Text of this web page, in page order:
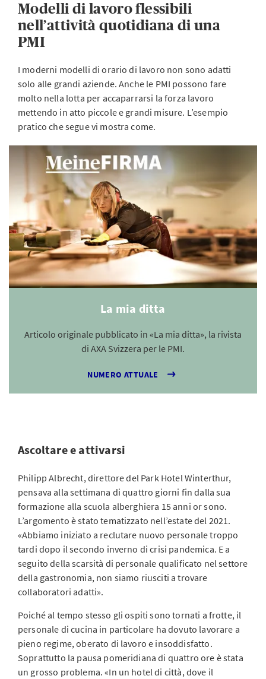
Modelli di lavoro flessibili
nell’attività quotidiana di una
PMI
I moderni modelli di orario di lavoro non sono adatti
solo alle grandi aziende. Anche le PMI possono fare
molto nella lotta per accaparrarsi la forza lavoro
mettendo in atto piccole e grandi misure. L’esempio
pratico che segue vi mostra come.
La mia ditta
Articolo originale pubblicato in «La mia ditta», la rivista
di AXA Svizzera per le PMI.
NUMERO ATTUALE
Ascoltare e attivarsi
Philipp Albrecht, direttore del Park Hotel Winterthur,
pensava alla settimana di quattro giorni fin dalla sua
formazione alla scuola alberghiera 15 anni or sono.
L’argomento è stato tematizzato nell’estate del 2021.
«Abbiamo iniziato a reclutare nuovo personale troppo
tardi dopo il secondo inverno di crisi pandemica. E a
seguito della scarsità di personale qualificato nel settore
della gastronomia, non siamo riusciti a trovare
collaboratori adatti».
Poiché al tempo stesso gli ospiti sono tornati a frotte, il
personale di cucina in particolare ha dovuto lavorare a
pieno regime, oberato di lavoro e insoddisfatto.
Soprattutto la pausa pomeridiana di quattro ore è stata
un grosso problema. «In un hotel di città, dove il